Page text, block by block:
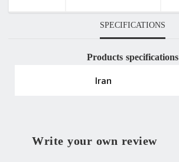
SPECIFICATIONS
Products specifications
Iran
Write your own review